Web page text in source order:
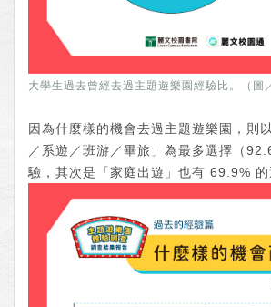
大學生過去曾經去過主題遊樂園經驗比。（圖
因為什麼樣的機會去過主題遊樂園，則
／系遊／班游／畢旅」為最多選擇（
驗，其次是「家庭出遊」也有 69.9% 的